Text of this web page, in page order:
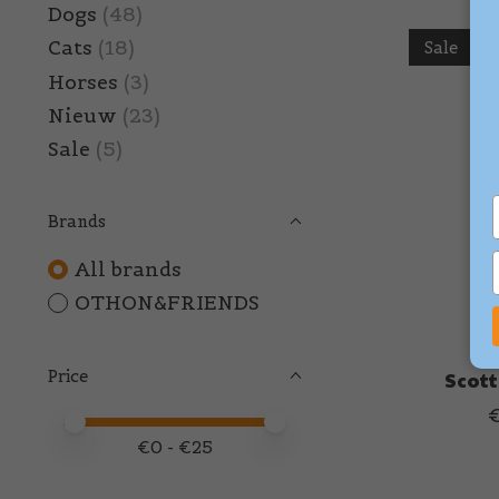
Dogs (48)
Cats (18)
Horses (3)
Nieuw (23)
Sale (5)
Brands
All brands
OTHON&FRIENDS
Price
Price minimum value
Price maximum value
€0 - €25
Sale